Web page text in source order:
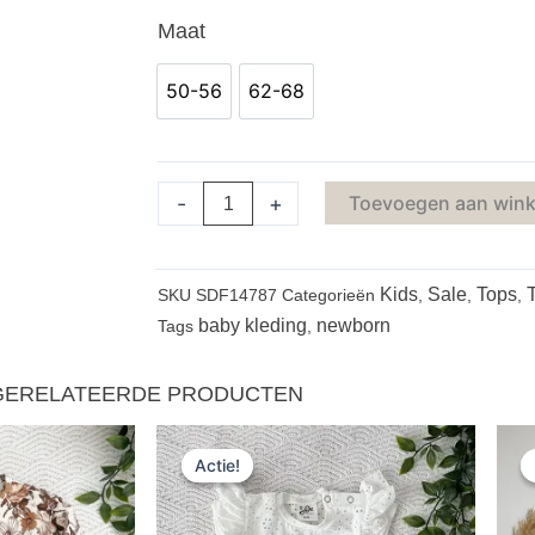
Maat
50-56 62-68
-
Ruffle
sand
korte
maat
50
+ Toevoegen aan
SKU SDF14787 Categorieën Kids Sale Tops
Tags baby kleding newborn
PRODUCTEN
Huidige
prijs
is:
Actie!
Actie!
Oorspronkelijke
prijs
was:
Huidige
prijs
is: